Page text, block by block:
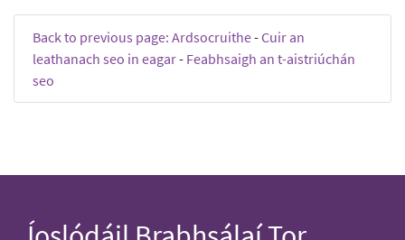
Back to previous page: Ardsocruithe-Cuir an
leathanach seo in eagar- Feabhsaigh an t-aistriúchán
seo